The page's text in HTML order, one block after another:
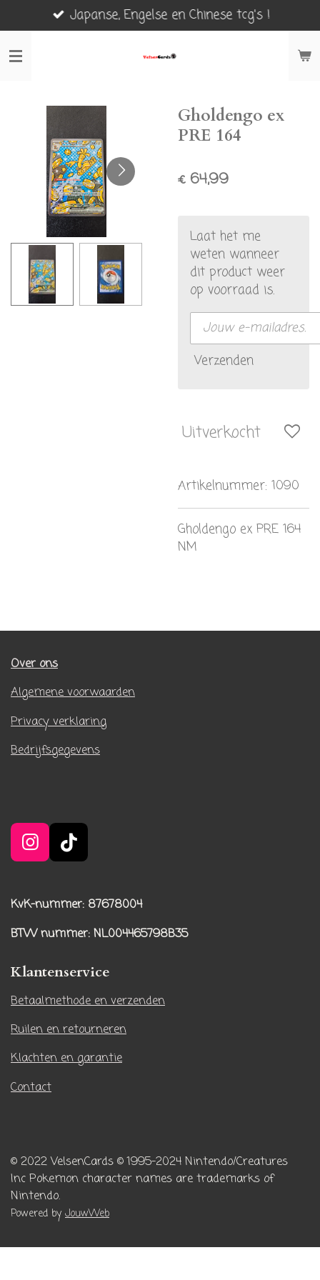
direct
naar
Japanse, Engelse en Chinese tcg's !
Gholdengo ex
PRE 164
€ 64,99
Laat het me
weten wanneer
dit product weer
op voorraad is.
Verzenden
Uitverkocht
Artikelnummer: 1090
Gholdengo ex PRE 164
NM
Over ons
Algemene voorwaarden
Privacy verklaring
Bedrijfsgegevens
I
n
t
a
g
a
m
T
i
T
o
k
KvK-nummer: 87678004
BTW nummer: NL004465798B35
Klantenservice
Betaalmethode en verzenden
Ruilen en retourneren
Klachten en garantie
Contact
© 2022 VelsenCards © 1995-2024 Nintendo/Creatures
Inc Pokemon character names are trademarks of
Nintendo.
Powered byJouwWeb